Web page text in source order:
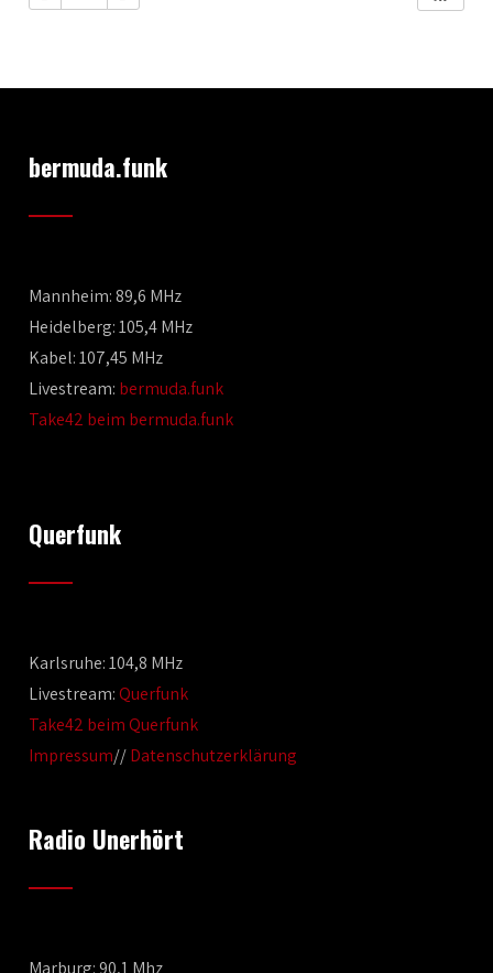
bermuda.funk
Mannheim: 89,6 MHz
Heidelberg: 105,4 MHz
Kabel: 107,45 MHz
Livestream: bermuda.funk
Take42 beim bermuda.funk
Querfunk
Karlsruhe: 104,8 MHz
Livestream:Querfunk
Take42 beim Querfunk
Impressum//Datenschutzerklärung
Radio Unerhört
Marburg: 90,1 Mhz